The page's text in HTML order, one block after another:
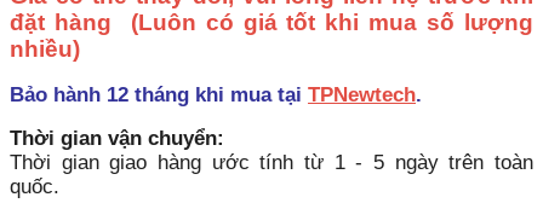
đặt hàng (Luôn có giá tốt khi mua số lượng
nhiều)
Bảo hành 12 tháng khi mua tại TPNewtech.
Thời gian vận chuyển:
Thời gian giao hàng ước tính từ 1 - 5 ngày trên toàn
quốc.